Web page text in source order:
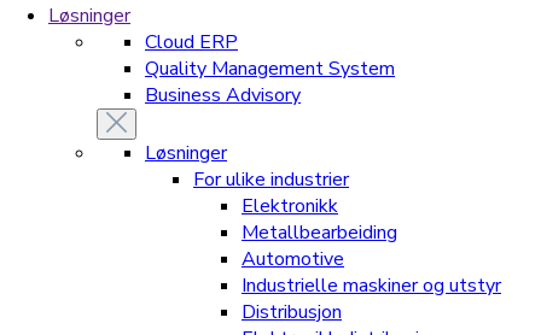
Løsninger
Cloud ERP
Quality Management System
Business Advisory
Løsninger
For ulike industrier
Elektronikk
Metallbearbeiding
Automotive
Industrielle maskiner og utstyr
Distribusjon